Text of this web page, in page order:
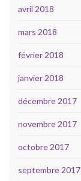
avril 2018
mars 2018
février 2018
janvier 2018
décembre 2017
novembre 2017
octobre 2017
septembre 2017